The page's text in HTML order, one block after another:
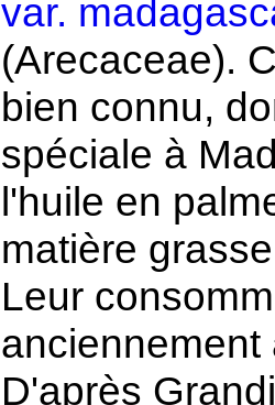
var.
(Arecaceae).
bien connu,
spéciale à
l'huile en
matière
Leur
anciennement
D'après